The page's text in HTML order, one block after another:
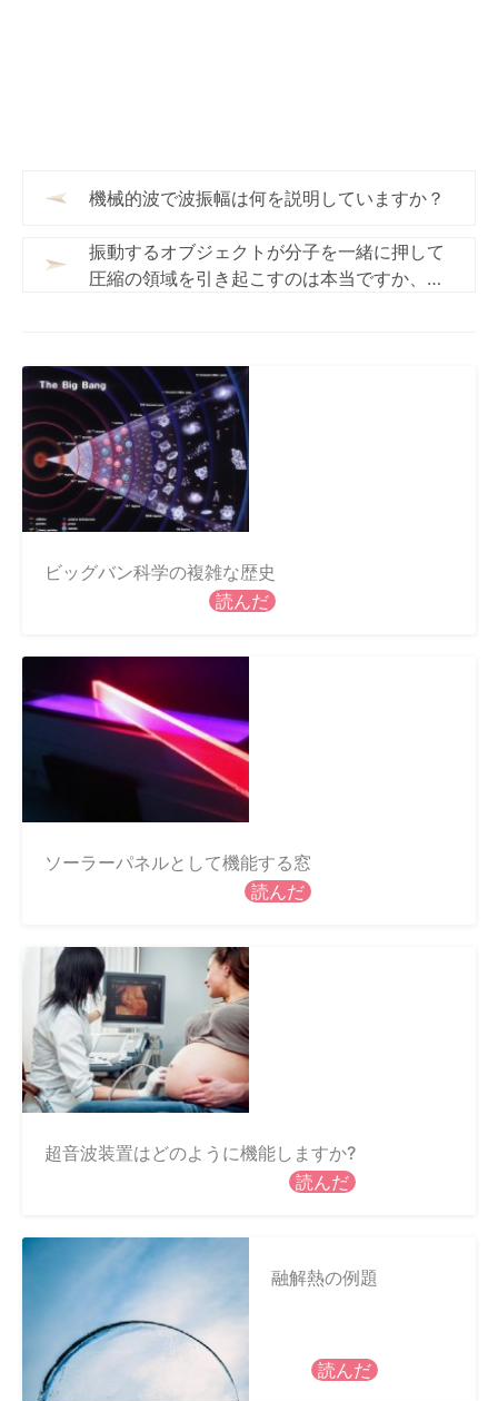
機械的波で波振幅は何を説明していますか？
振動するオブジェクトが分子を一緒に押して
圧縮の領域を引き起こすのは本当ですか、そ
ビッグバン科学の複雑な歴史
読んだ
ソーラーパネルとして機能する窓
読んだ
超音波装置はどのように機能しますか?
読んだ
融解熱の例題
読んだ